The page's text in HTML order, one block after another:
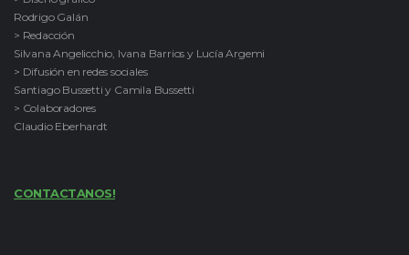
Rodrigo Galán
> Redacción
Silvana Angelicchio, Ivana Barrios y Lucía Argemi
> Difusión en redes sociales
Santiago Bussetti y Camila Bussetti
> Colaboradores
Claudio Eberhardt
CONTACTANOS!